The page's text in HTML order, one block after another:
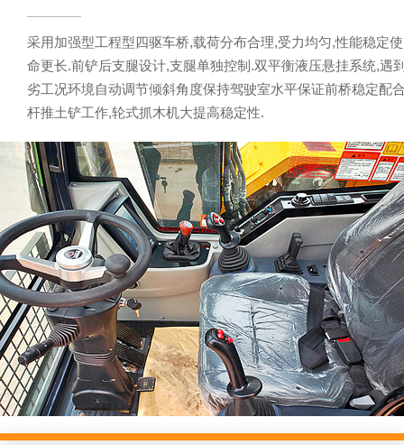
采用加强型工程型四驱车桥,载荷分布合理,受力均匀,性能稳定
命更长.前铲后支腿设计,支腿单独控制.双平衡液压悬挂系统,遇
劣工况环境自动调节倾斜角度保持驾驶室水平保证前桥稳定配
杆推土铲工作,轮式抓木机大提高稳定性.